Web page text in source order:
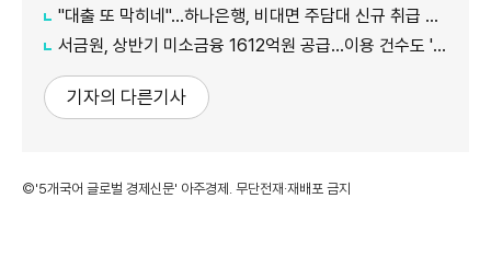
"대출 또 막히네"…하나은행, 비대면 주담대 신규 취급 중단
서금원, 상반기 미소금융 1612억원 공급…이용 건수도 '역대 최대'
기자의 다른기사
©'5개국어 글로벌 경제신문' 아주경제. 무단전재·재배포 금지